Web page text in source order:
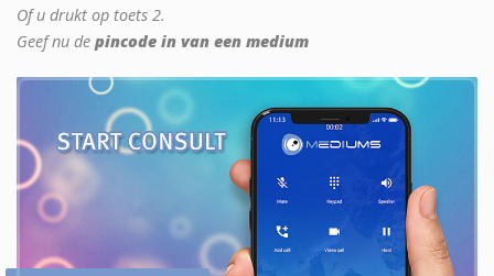
Of u drukt op toets 2.
Geef nu de pincode in van een medium